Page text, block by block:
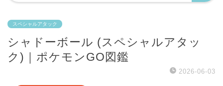
スペシャルアタック
シャドーボール (スペシャルアタッ
ク)｜ポケモンGO図鑑
2026-06-03